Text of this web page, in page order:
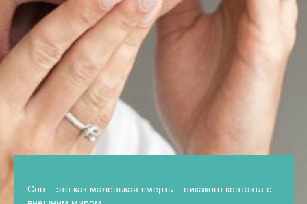
Сон – это как маленькая смерть – никакого контакта с